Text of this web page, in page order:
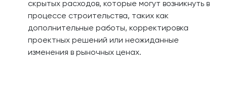
скрытых расходов, которые могут возникнуть в
процессе строительства, таких как
дополнительные работы, корректировка
проектных решений или неожиданные
изменения в рыночных ценах.